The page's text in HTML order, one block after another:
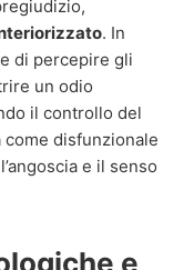
. In
di percepire gli
un odio
il controllo del
come disfunzionale
e il senso
e